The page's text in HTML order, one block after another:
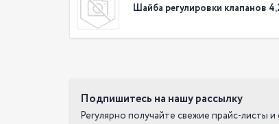
Шайба регулировки клапанов
Подпишитесь на нашу рассылку
Регулярно получайте свежие прайс-листы